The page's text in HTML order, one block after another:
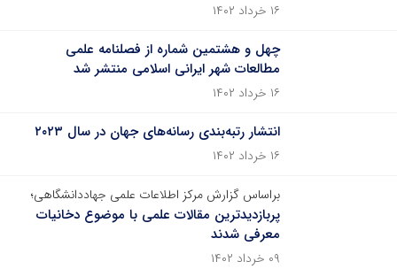
۱۶ خرداد ۱۴۰۲
چهل و هشتمین شماره از فصلنامه علمی
مطالعات شهر ایرانی اسلامی منتشر شد
۱۶ خرداد ۱۴۰۲
انتشار رتبه‌بندی رسانه‌های جهان در سال ۲۰۲۳
۱۶ خرداد ۱۴۰۲
براساس گزارش مرکز اطلاعات علمی جهاددانشگاهی؛
پربازدیدترین مقالات علمی با موضوع دخانیات
معرفی شدند
۰۹ خرداد ۱۴۰۲